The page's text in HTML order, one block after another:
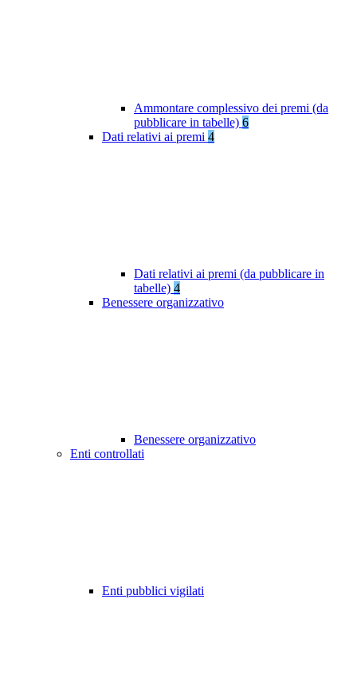
Ammontare complessivo dei premi (da
pubblicare in tabelle) 6
Dati relativi ai premi 4
Dati relativi ai premi (da pubblicare in
tabelle) 4
Benessere organizzativo
Benessere organizzativo
Enti controllati
Enti pubblici vigilati